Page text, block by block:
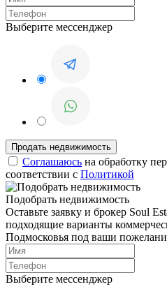
Выберите мессенджер
Соглашаюсь на обработку
соответствии с Политикой
Подобрать недвижимость
Оставьте заявку и брокер Soul
подходящие варианты
Подмосковья под ваши
Выберите мессенджер